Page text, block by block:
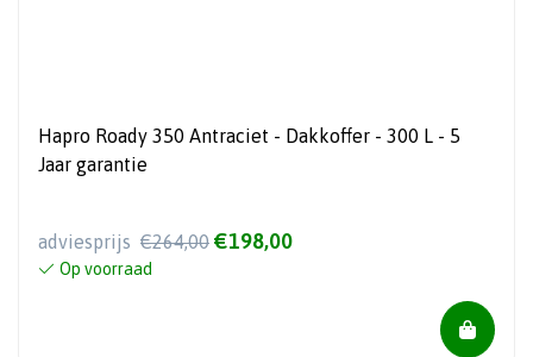
Hapro Roady 350 Antraciet - Dakkoffer - 300 L - 5
Jaar garantie
adviesprijs €264,00 €198,00
Op voorraad